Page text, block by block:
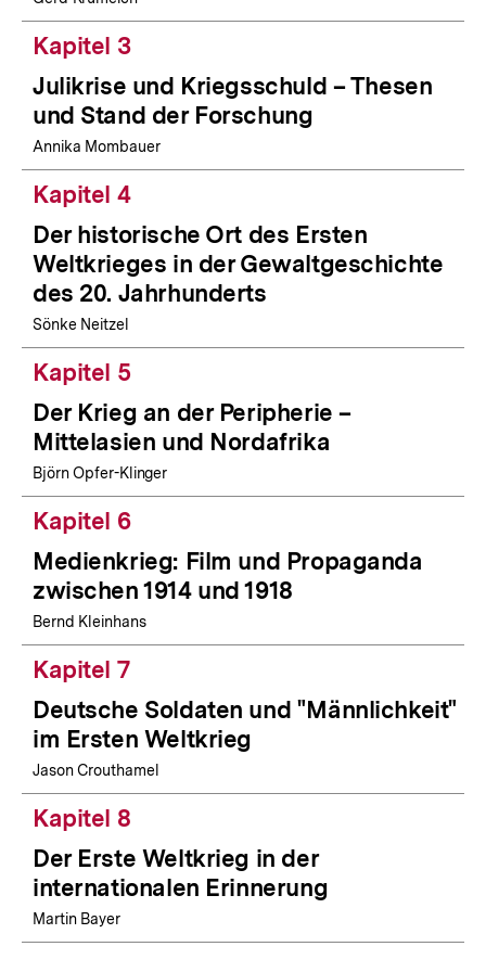
Kapitel 3
Julikrise und Kriegsschuld – Thesen
und Stand der Forschung
Annika Mombauer
Kapitel 4
Der historische Ort des Ersten
Weltkrieges in der Gewaltgeschichte
des 20. Jahrhunderts
Sönke Neitzel
Kapitel 5
Der Krieg an der Peripherie –
Mittelasien und Nordafrika
Björn Opfer-Klinger
Kapitel 6
Medienkrieg: Film und Propaganda
zwischen 1914 und 1918
Bernd Kleinhans
Kapitel 7
Deutsche Soldaten und "Männlichkeit"
im Ersten Weltkrieg
Jason Crouthamel
Kapitel 8
Der Erste Weltkrieg in der
internationalen Erinnerung
Martin Bayer